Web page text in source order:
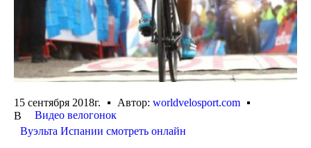
15 сентября 2018г. Автор: worldvelosport.com
В
Видео велогонок
Вуэльта Испании смотреть онлайн